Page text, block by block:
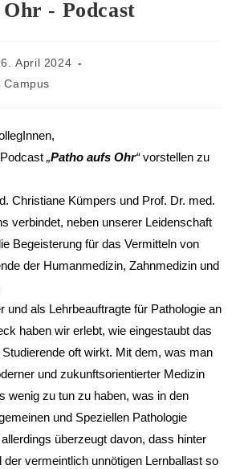
- Podcast
April 2024
Campus
Podcast„Patho aufs Ohr“vorstellen zu
Christiane Kümpers und Prof. Dr. med.
verbindet, neben unserer Leidenschaft
Begeisterung für das Vermitteln von
der Humanmedizin, Zahnmedizin und
und als Lehrbeauftragte für Pathologie an
haben wir erlebt, wie eingestaubt das
oft wirkt. Mit dem, was man
und zukunftsorientierter Medizin
wenig zu tun zu haben, was in den
und Speziellen Pathologie
überzeugt davon, dass hinter
der vermeintlich unnötigen Lernballast so